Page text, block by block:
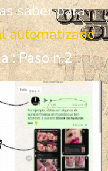
saber para
automatizado
: Paso n.2